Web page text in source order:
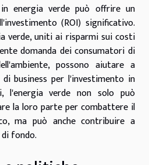
energia verde può offrire un
(ROI) significativo.
verde, uniti ai risparmi sui costi
domanda dei consumatori di
possono aiutare a
business per l'investimento in
l'energia verde non solo può
la loro parte per combattere il
ma può anche contribuire a
fondo.